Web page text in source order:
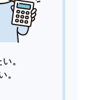
。
。